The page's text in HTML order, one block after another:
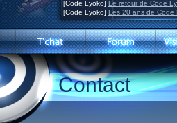
[Code Lyoko] Le retour de Code
[Code Lyoko] Les 20 ans de Code
Contact